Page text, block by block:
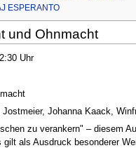
ESPERANTO
und Ohnmacht
Uhr
Johanna Kaack,
zu verankern" – diesem
als Ausdruck besonderer